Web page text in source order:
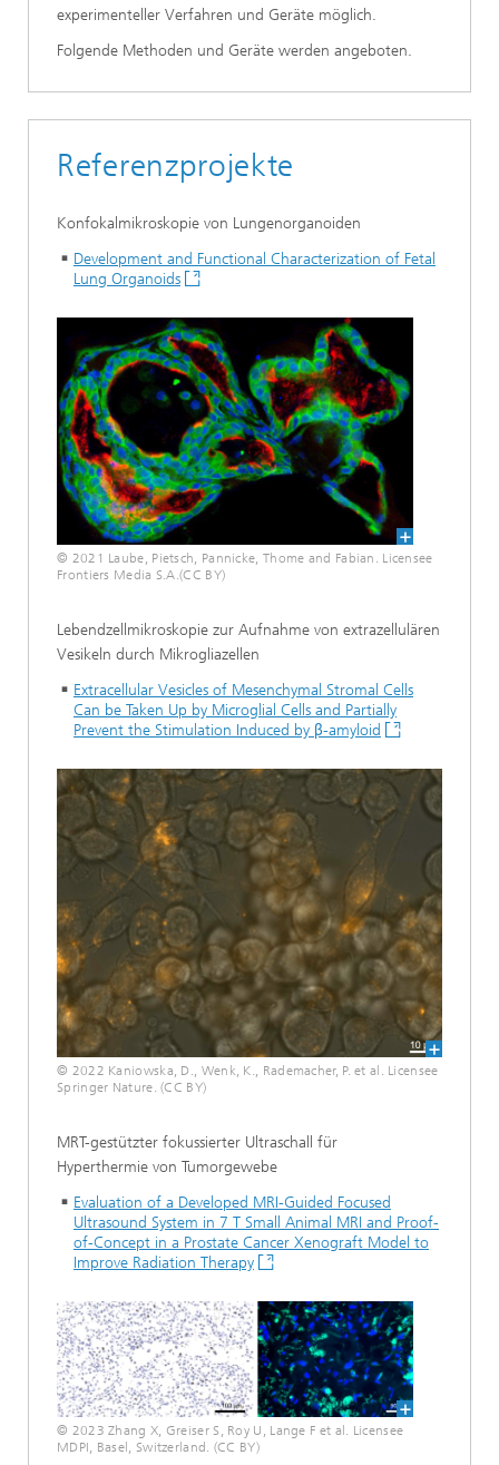
experimenteller Verfahren und Geräte möglich.
Folgende Methoden und Geräte werden angeboten.
Referenzprojekte
Konfokalmikroskopie von Lungenorganoiden
Development and Functional Characterization of Fetal
Lung Organoids
© 2021 Laube, Pietsch, Pannicke, Thome and Fabian. Licensee
Frontiers Media S.A.(CC BY)
Lebendzellmikroskopie zur Aufnahme von extrazellulären
Vesikeln durch Mikrogliazellen
Extracellular Vesicles of Mesenchymal Stromal Cells
Can be Taken Up by Microglial Cells and Partially
Prevent the Stimulation Induced by β-amyloid
© 2022 Kaniowska, D., Wenk, K., Rademacher, P. et al. Licensee
Springer Nature. (CC BY)
MRT-gestützter fokussierter Ultraschall für
Hyperthermie von Tumorgewebe
Evaluation of a Developed MRI-Guided Focused
Ultrasound System in 7 T Small Animal MRI and Proof-
of-Concept in a Prostate Cancer Xenograft Model to
Improve Radiation Therapy
© 2023 Zhang X, Greiser S, Roy U, Lange F et al. Licensee
MDPI, Basel, Switzerland. (CC BY)